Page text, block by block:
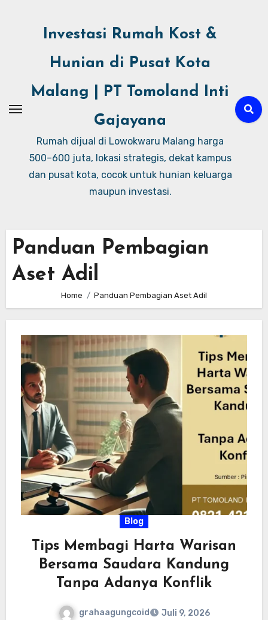
Investasi Rumah Kost &
Hunian di Pusat Kota
Malang | PT Tomoland Inti
Gajayana
Rumah dijual di Lowokwaru Malang harga
500–600 juta, lokasi strategis, dekat kampus
dan pusat kota, cocok untuk hunian keluarga
maupun investasi.
Panduan Pembagian
Aset Adil
Home Panduan Pembagian Aset Adil
Blog
Tips Membagi Harta Warisan
Bersama Saudara Kandung
Tanpa Adanya Konflik
grahaagungcoid
Juli 9, 2026